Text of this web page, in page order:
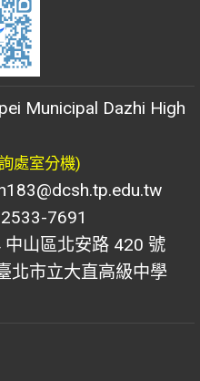
Municipal Dazhi High
處室分機)
7691
山區北安路 420 號
北市立大直高級中學